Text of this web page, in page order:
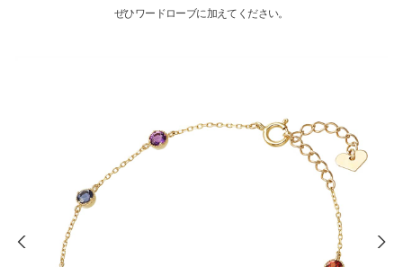
ぜひワードローブに加えてください。